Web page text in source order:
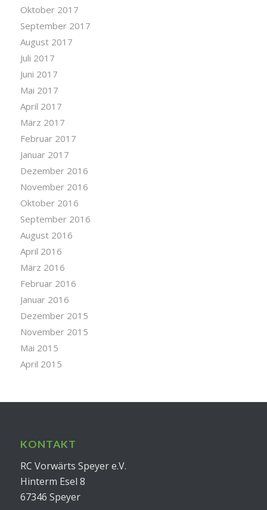
Oktober 2017
September 2017
August 2017
Juli 2017
Juni 2017
Mai 2017
April 2017
März 2017
Februar 2017
Januar 2017
Dezember 2016
November 2016
Oktober 2016
September 2016
August 2016
April 2016
März 2016
Februar 2016
Januar 2016
Dezember 2015
November 2015
Mai 2015
April 2015
KONTAKT
RC Vorwärts Speyer e.V.
Hinterm Esel 8
67346 Speyer